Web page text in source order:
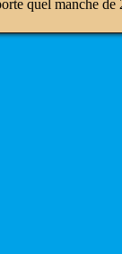
quel manche de